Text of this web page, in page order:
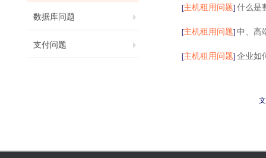
数据库问题
支付问题
[主机租用问题]什么是
[主机租用问题]中、高
[主机租用问题]企业如